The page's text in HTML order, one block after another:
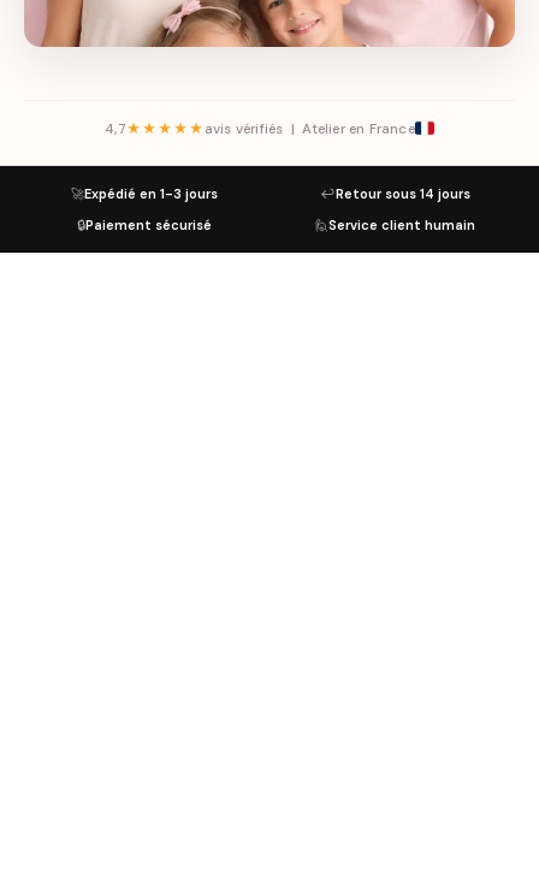
4,7★★★★★ avis vérifiés | Atelier en France
🚀Expédié en 1-3 jours ↩️Retour sous 14 jours
🔒Paiement sécurisé 🙋Service client humain